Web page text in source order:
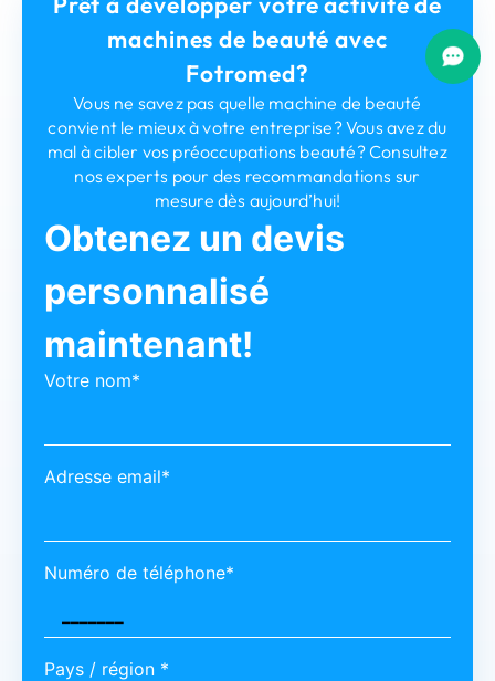
machines de beauté avec
Fotromed?
Vous ne savez pas quelle machine de beauté
convient le mieux à votre entreprise? Vous avez du
mal à cibler vos préoccupations beauté? Consultez
nos experts pour des recommandations sur
mesure dès aujourd’hui!
Obtenez un devis
personnalisé
maintenant!
Votre nom*
Adresse email*
Numéro de téléphone*
Pays / région *